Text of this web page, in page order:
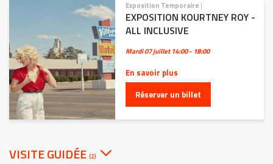
Exposition Temporaire |
EXPOSITION KOURTNEY ROY -
ALL INCLUSIVE
Mardi 07 juillet14:00 - 18:00
En savoir plus
Réserver un billet
VISITE GUIDÉE (2)